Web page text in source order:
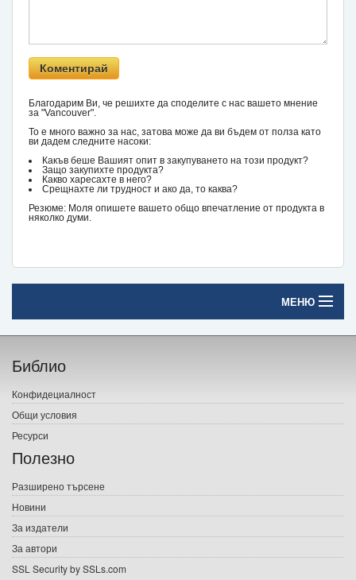
Благодарим Ви, че решихте да споделите с нас вашето мнение
за "Vancouver".
То е много важно за нас, затова може да ви бъдем от полза като
ви дадем следните насоки:
Какъв беше Вашият опит в закупуването на този продукт?
Защо закупихте продукта?
Какво харесахте в него?
Срещнахте ли трудност и ако да, то каква?
Резюме: Моля опишете вашето общо впечатление от продукта в
няколко думи.
МЕНЮ
Начало
Печатни книги
Електронни книги
Е-списания
Подаръци
Ваучери
Библио
Конфидециалност
Общи условия
Ресурси
Полезно
Разширено търсене
Новини
За издатели
За автори
SSL Security by SSLs.com